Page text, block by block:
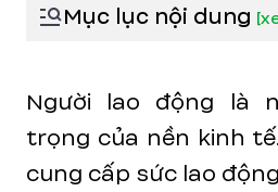
Mục lục nội dung [
Người lao động là
trọng của nền kinh
cung cấp sức lao